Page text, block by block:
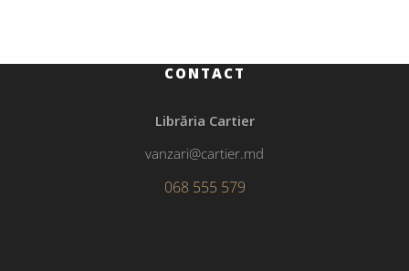
CONTACT
Librăria Cartier
vanzari@cartier.md
068 555 579